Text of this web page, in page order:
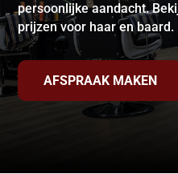
persoonlijke aandacht.
prijzen voor haar en baard.
AFSPRAAK MAKEN